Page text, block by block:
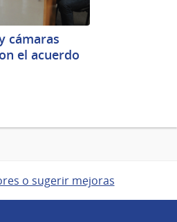
cámaras
el acuerdo
o sugerir mejoras